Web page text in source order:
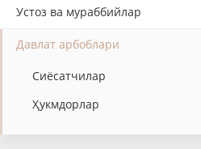
Устоз ва мураббийлар
Давлат арбоблари
Сиёсатчилар
Ҳукмдорлар